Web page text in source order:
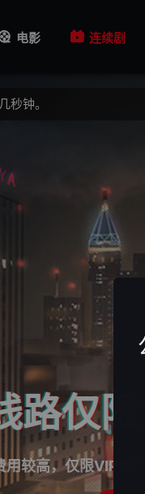
电影 连续剧
骗!
线路。
秒钟。
骗!
路仅
用较高，仅限VIP用